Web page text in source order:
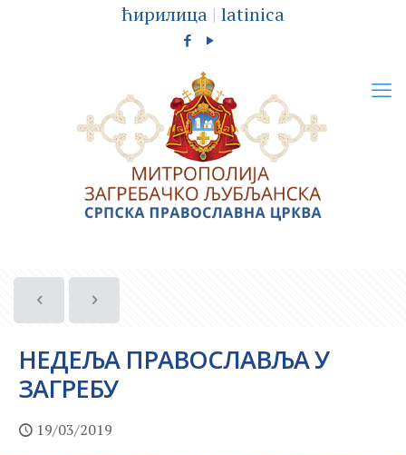
ћирилица | latinica
НЕДЕЉА ПРАВОСЛАВЉА У
ЗАГРЕБУ
19/03/2019